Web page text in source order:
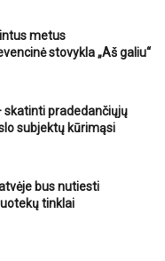
metus
stovykla „Aš galiu“
skatinti pradedančiųjų
subjektų kūrimąsi
bus nutiesti
tinklai